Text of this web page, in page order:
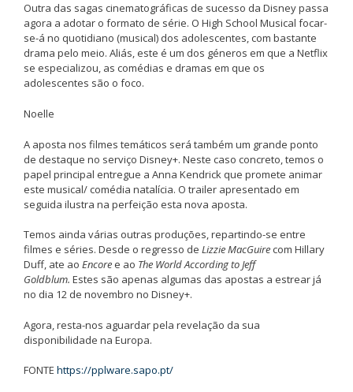
Outra das sagas cinematográficas de sucesso da Disney passa
agora a adotar o formato de série. O High School Musical focar-
se-á no quotidiano (musical) dos adolescentes, com bastante
drama pelo meio. Aliás, este é um dos géneros em que a Netflix
se especializou, as comédias e dramas em que os
adolescentes são o foco.
Noelle
A aposta nos filmes temáticos será também um grande ponto
de destaque no serviço Disney+. Neste caso concreto, temos o
papel principal entregue a Anna Kendrick que promete animar
este musical/ comédia natalícia. O trailer apresentado em
seguida ilustra na perfeição esta nova aposta.
Temos ainda várias outras produções, repartindo-se entre
filmes e séries. Desde o regresso de Lizzie MacGuire com Hillary
Duff, ate ao Encore e ao The World According to Jeff
Goldblum. Estes são apenas algumas das apostas a estrear já
no dia 12 de novembro no Disney+.
Agora, resta-nos aguardar pela revelação da sua
disponibilidade na Europa.
FONTE https://pplware.sapo.pt/